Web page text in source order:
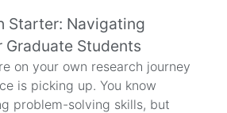
Starter: Navigating
Graduate Students
on your own research journey
is picking up. You know
problem-solving skills, but